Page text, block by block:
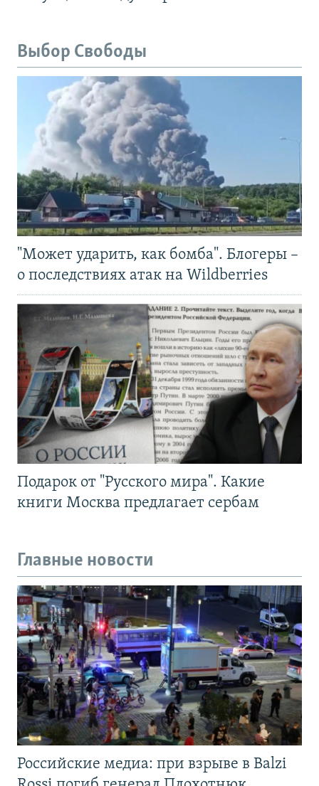
Выбор Свободы
"Может ударить, как бомба". Блогеры –
о последствиях атак на Wildberries
Подарок от "Русского мира". Какие
книги Москва предлагает сербам
Главные новости
Российские медиа: при взрыве в Balzi